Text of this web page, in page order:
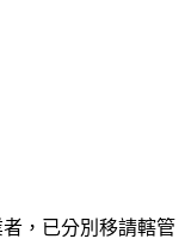
，已分別移請轄管